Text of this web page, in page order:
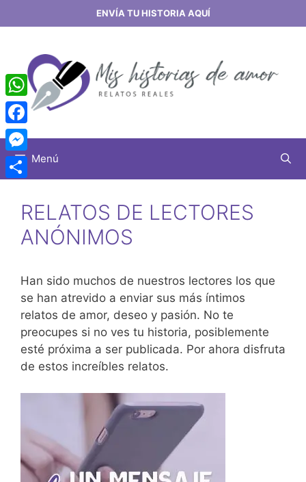
al
ENVÍA TU HISTORIA AQUÍ
Menú
RELATOS DE LECTORES
ANÓNIMOS
Han sido muchos de nuestros lectores los que
se han atrevido a enviar sus más íntimos
relatos de amor, deseo y pasión. No te
preocupes si no ves tu historia, posiblemente
esté próxima a ser publicada. Por ahora disfruta
de estos increíbles relatos.
WhatsApp
Facebook
Messenger